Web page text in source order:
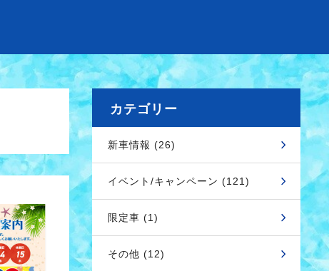
カテゴリー
新車情報 (26)
イベント/キャンペーン (121)
限定車 (1)
その他 (12)